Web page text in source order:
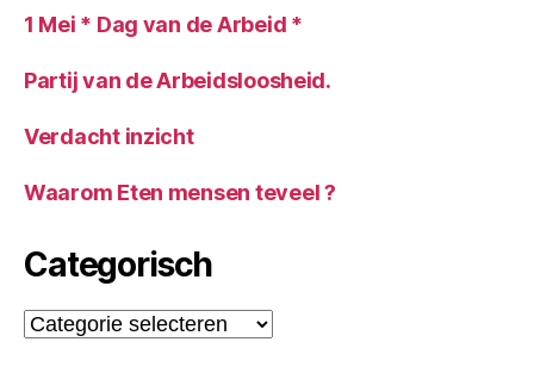
1 Mei * Dag van de Arbeid *
Partij van de Arbeidsloosheid.
Verdacht inzicht
Waarom Eten mensen teveel ?
Categorisch
Categorisch